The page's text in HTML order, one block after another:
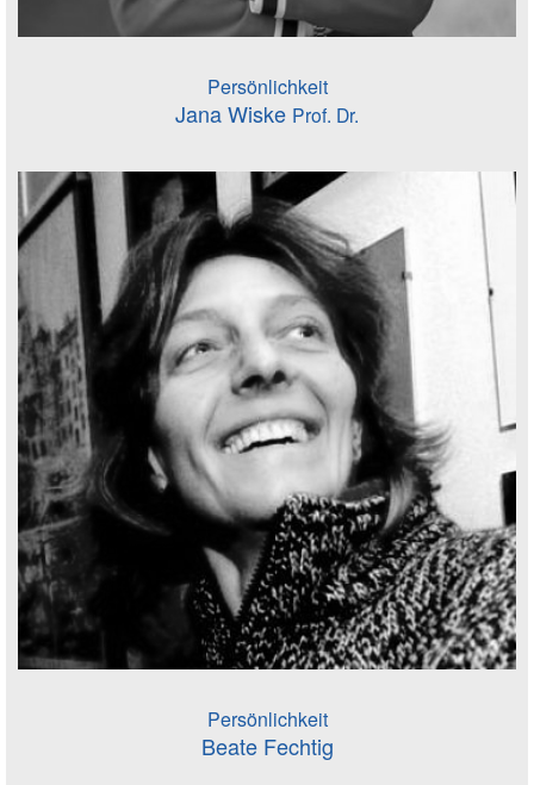
Persönlichkeit
Jana Wiske Prof. Dr.
Persönlichkeit
Beate Fechtig